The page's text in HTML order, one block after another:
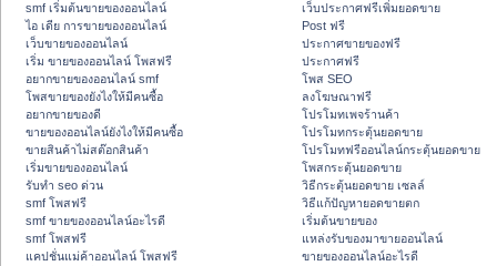
smf เริ่มต้นขายของออนไลน์
ไอ เดีย การขายของออนไลน์
เว็บขายของออนไลน์
เริ่ม ขายของออนไลน์ โพสฟรี
อยากขายของออนไลน์ smf
โพสขายของยังไงให้มีคนซื้อ
อยากขายของดี
ขายของออนไลน์ยังไงให้มีคนซื้อ
ขายสินค้าไม่สต๊อกสินค้า
เริ่มขายของออนไลน์
รับทำ seo ด่วน
smf โพสฟรี
smf ขายของออนไลน์อะไรดี
smf โพสฟรี
แคปชั่นแม่ค้าออนไลน์ โพสฟรี
เว็บประกาศฟรีเพิ่มยอดขาย
Post ฟรี
ประกาศขายของฟรี
ประกาศฟรี
โพส SEO
ลงโฆษณาฟรี
โปรโมทเพจร้านค้า
โปรโมทกระตุ้นยอดขาย
โปรโมทฟรีออนไลน์กระตุ้นยอดขาย
โพสกระตุ้นยอดขาย
วิธีกระตุ้นยอดขาย เซลล์
วิธีแก้ปัญหายอดขายตก
เริ่มต้นขายของ
แหล่งรับของมาขายออนไลน์
ขายของออนไลน์อะไรดี